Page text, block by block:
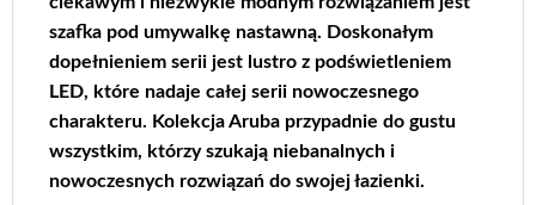
szafka pod umywalkę nastawną. Doskonałym
dopełnieniem serii jest lustro z podświetleniem
LED, które nadaje całej serii nowoczesnego
charakteru. Kolekcja Aruba przypadnie do gustu
wszystkim, którzy szukają niebanalnych i
nowoczesnych rozwiązań do swojej łazienki.